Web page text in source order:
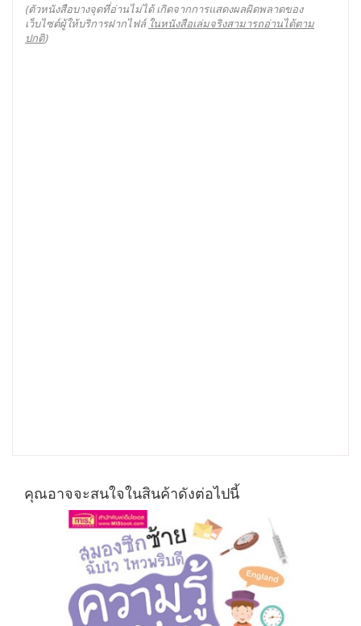
(ตัวหนังสือบางจุดที่อ่านไม่ได้ เกิดจากการแสดงผลผิดพลาดของ
เว็บไซต์ผู้ให้บริการฝากไฟล์ ในหนังสือเล่มจริงสามารถอ่านได้ตาม
ปกติ)
คุณอาจจะสนใจในสินค้าดังต่อไปนี้